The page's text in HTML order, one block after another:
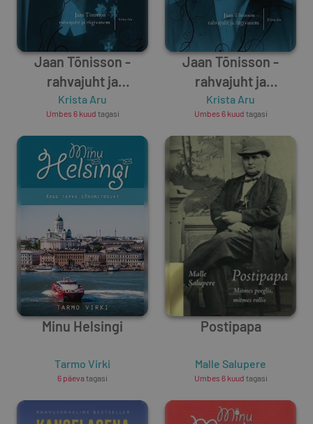
Jaan Tõnisson -
rahvajuht ja
riigivanem II
Krista Aru
Umbes 6 kuud tagasi
Jaan Tõnisson -
rahvajuht ja
riigivanem I
Krista Aru
Umbes 6 kuud tagasi
Minu Helsingi
Tarmo Virki
6 päevatagasi
Postipapa
Malle Salupere
Umbes 6 kuud tagasi